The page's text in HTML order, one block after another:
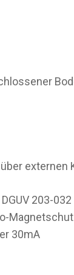
externen
203-032
30mA